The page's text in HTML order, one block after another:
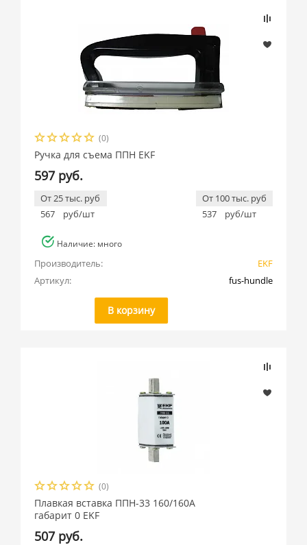
(0)
Ручка для съема ППН EKF
597 руб.
От 25 тыс. руб
567
руб/шт
От 100 тыс. руб
537
руб/шт
Наличие: много
Производитель:
EKF
Артикул:
fus-hundle
В корзину
(0)
Плавкая вставка ППН-33 160/160А
габарит 0 EKF
507 руб.